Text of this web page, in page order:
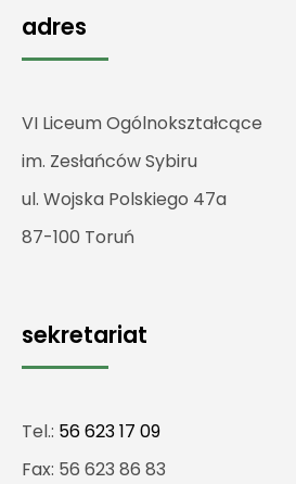
adres
VI Liceum Ogólnokształcące
im. Zesłańców Sybiru
ul. Wojska Polskiego 47a
87-100 Toruń
sekretariat
Tel.: 56 623 17 09
Fax: 56 623 86 83